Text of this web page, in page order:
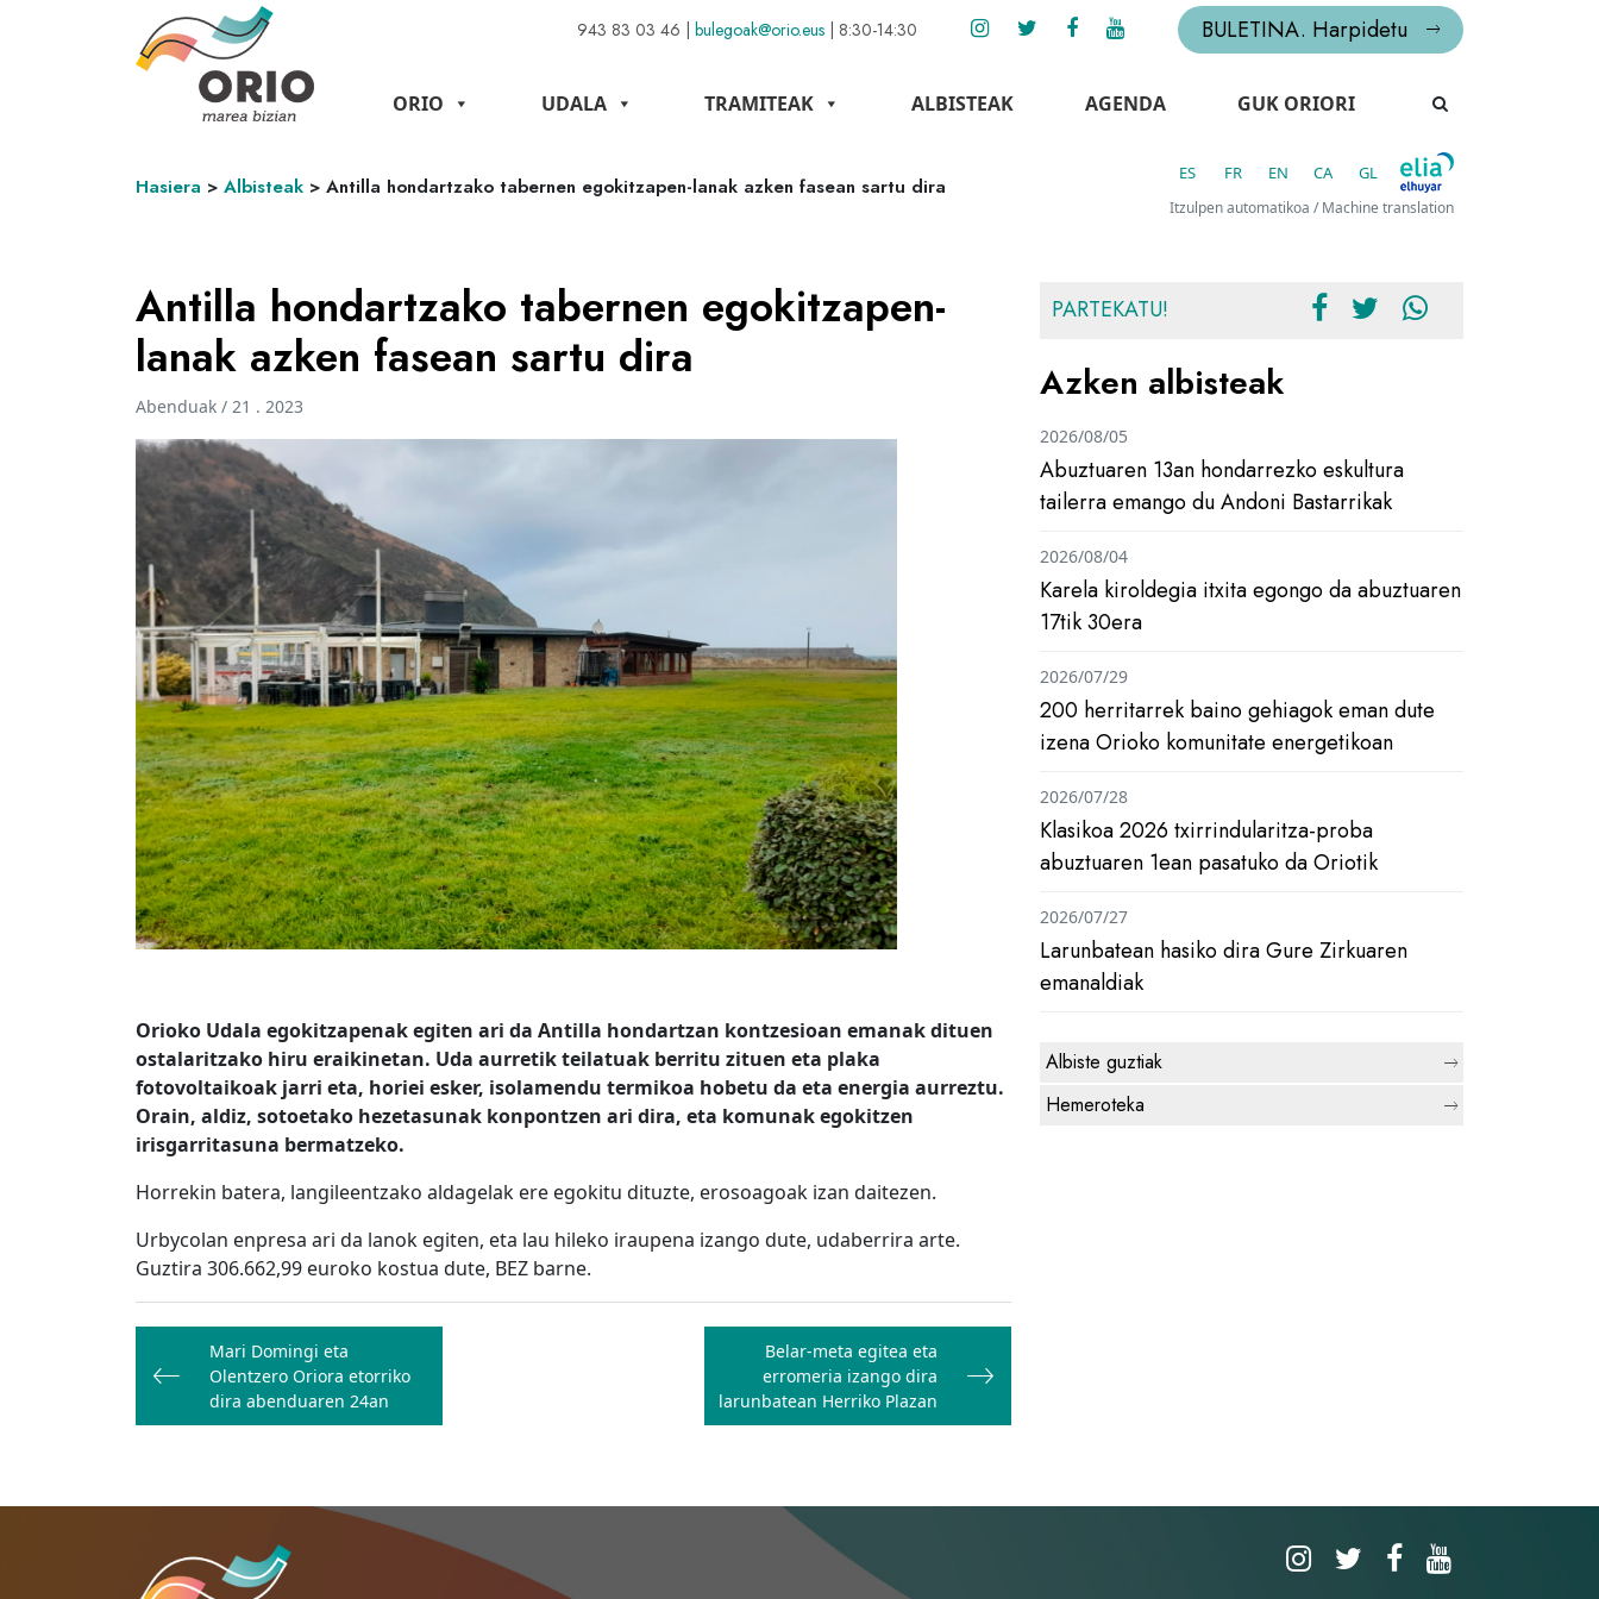
943 83 03 46 | bulegoak@orio.eus | 8:30-14:30 BULETINA. Harpidetu
ORIO UDALA TRAMITEAK ALBISTEAK AGENDA GUK ORIORI
Hasiera > Albisteak > Antilla hondartzako tabernen egokitzapen-lanak azken fasean sartu dira
ES FR EN CA GL
Itzulpen automatikoa / Machine translation
Antilla hondartzako tabernen egokitzapen-
lanak azken fasean sartu dira
Abenduak / 21 . 2023
Orioko Udala egokitzapenak egiten ari da Antilla hondartzan kontzesioan emanak dituen
ostalaritzako hiru eraikinetan. Uda aurretik teilatuak berritu zituen eta plaka
fotovoltaikoak jarri eta, horiei esker, isolamendu termikoa hobetu da eta energia aurreztu.
Orain, aldiz, sotoetako hezetasunak konpontzen ari dira, eta komunakegokitzen
irisgarritasuna bermatzeko.
Horrekin batera, langileentzako aldagelak ere egokitu dituzte, erosoagoak izan daitezen.
Urbycolan enpresa ari da lanok egiten, eta lau hileko iraupena izango dute, udaberrira arte.
Guztira 306.662,99 euroko kostua dute, BEZ barne.
Bidalketetan
zehar
nabigatu
Mari Domingi eta
Olentzero Oriora etorriko
dira abenduaren 24an
Belar-meta egitea eta
erromeria izango dira
larunbatean Herriko Plazan
PARTEKATU!
Azken albisteak
Abuztuaren 13an hondarrezko eskultura
tailerra emango du Andoni Bastarrikak
2026/08/05
Karela kiroldegia itxita egongo da abuztuaren
17tik 30era
2026/08/04
200 herritarrek baino gehiagok eman dute
izena Orioko komunitate energetikoan
2026/07/29
Klasikoa 2026 txirrindularitza-proba
abuztuaren 1ean pasatuko da Oriotik
2026/07/28
Larunbatean hasiko dira Gure Zirkuaren
emanaldiak
2026/07/27
Albiste guztiak
Hemeroteka